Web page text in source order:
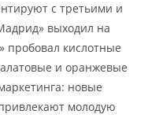
с третьими и
выходил на
пробовал кислотные
и оранжевые
новые
молодую